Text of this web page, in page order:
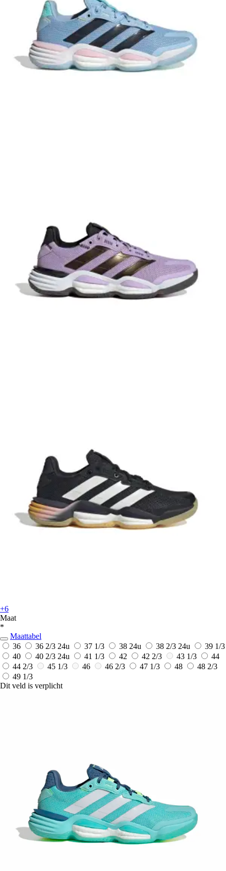
+6
Maat
*
Maattabel
36
36 2/3 24u 37 1/3 38 24u 38 2/3 24u
39 1/3
40
40 2/3 24u 41 1/3 42 42 2/3 43 1/3
44
44 2/3
45 1/3 46 46 2/3 47 1/3 48
48 2/3
49 1/3
Dit veld is verplicht